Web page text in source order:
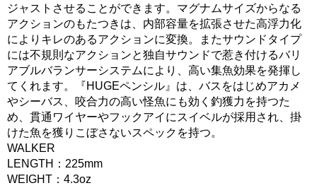
ジャストさせることができます。マグナムサイズからなる
アクションのもたつきは、内部容量を拡張させた高浮力化
によりキレのあるアクションに変換。またサウンドタイプ
には不規則なアクションと独自サウンドで惹き付けるバリ
アブルバランサーシステムにより、高い集魚効果を発揮し
てくれます。『HUGEペンシル』は、バスをはじめアカメ
やシーバス、咬合力の高い怪魚にも効く釣獲力を持つた
め、貫通ワイヤーやフックアイにスイベルが採用され、掛
けた魚を獲りこぼさないスペックを持つ。
WALKER
LENGTH：225mm
WEIGHT：4.3oz